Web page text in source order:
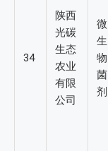
34
陕西
光碳
生态
农业
有限
公司
微
生
物
菌
剂